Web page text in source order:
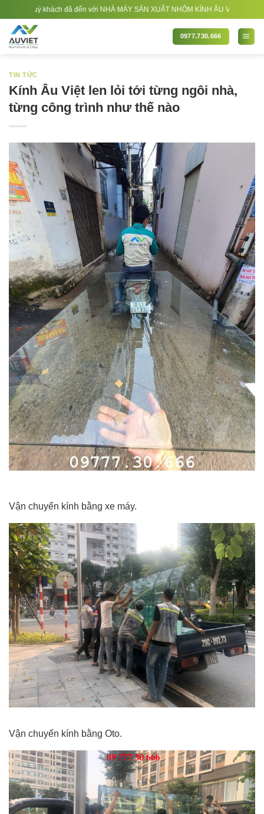
qua
nội
dung
đã đến với NHÀ MÁY SẢN XUẤT NHÔM KÍNH ÂU VIỆT. Nhà Sản xuất -
0977.730.666
TIN TỨC
Kính Âu Việt len lỏi tới từng ngôi nhà,
từng công trình như thế nào
Vận chuyển kính bằng xe máy.
Vận chuyển kính bằng Oto.